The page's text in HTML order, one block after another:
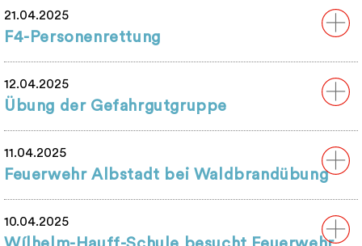
21.04.2025
F4-Personenrettung
12.04.2025
Übung der Gefahrgutgruppe
11.04.2025
Feuerwehr Albstadt bei Waldbrandübung
10.04.2025